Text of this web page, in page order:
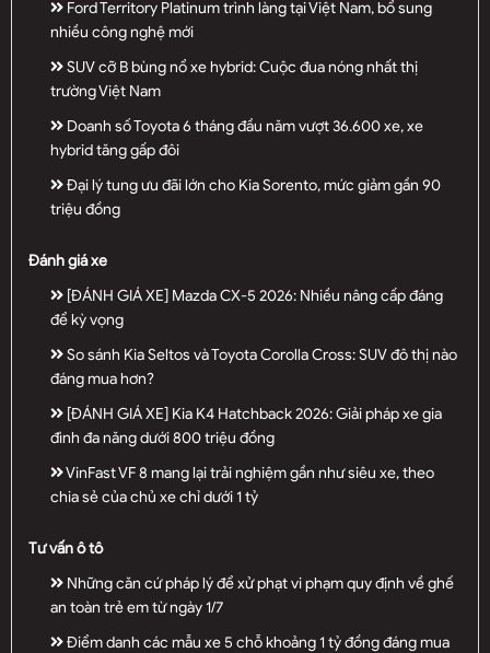
Ford Territory Platinum trình làng tại Việt Nam, bổ sung
nhiều công nghệ mới
SUV cỡ B bùng nổ xe hybrid: Cuộc đua nóng nhất thị
trường Việt Nam
Doanh số Toyota 6 tháng đầu năm vượt 36.600 xe, xe
hybrid tăng gấp đôi
Đại lý tung ưu đãi lớn cho Kia Sorento, mức giảm gần 90
triệu đồng
Đánh giá xe
[ĐÁNH GIÁ XE] Mazda CX-5 2026: Nhiều nâng cấp đáng
để kỳ vọng
So sánh Kia Seltos và Toyota Corolla Cross: SUV đô thị nào
đáng mua hơn?
[ĐÁNH GIÁ XE] Kia K4 Hatchback 2026: Giải pháp xe gia
đình đa năng dưới 800 triệu đồng
VinFast VF 8 mang lại trải nghiệm gần như siêu xe, theo
chia sẻ của chủ xe chỉ dưới 1 tỷ
Tư vấn ô tô
Những căn cứ pháp lý để xử phạt vi phạm quy định về ghế
an toàn trẻ em từ ngày 1/7
Điểm danh các mẫu xe 5 chỗ khoảng 1 tỷ đồng đáng mua